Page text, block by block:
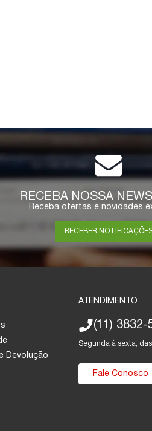
RECEBA NOSSA
Receba ofertas e novidades
RECEBER
Devolução
ATENDIMENTO
(11) 3832-
Segunda à sexta,
Fale Conosco